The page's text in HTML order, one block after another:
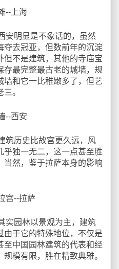
安明显是不象话的，虽然
夺去冠亚，但数前年的沉淀
但不是建筑，其他的寺庙宝
存最完整最古老的城墙，规
墙和它一比稚嫩多了，但艺
。
筑历史比故宫更久远，风
乎独一无二，这一点甚至胜
当然，鉴于拉萨本身的影响
实园林以景观为主，建筑
由于它的特殊地位，不仅是
至中国园林建筑的代表和经
模有限，胜在精致典雅。